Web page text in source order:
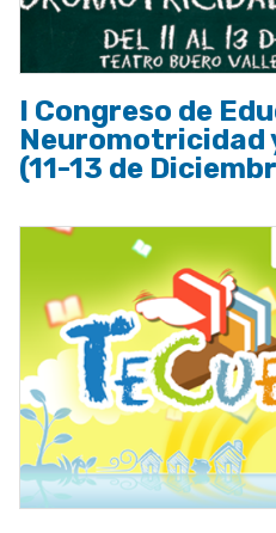
I Congreso de
Neuromotricidad
(11-13 de